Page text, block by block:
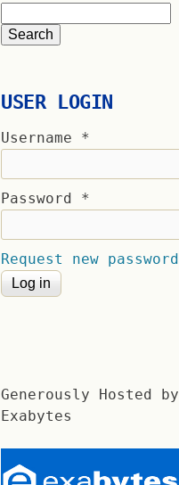
USER LOGIN
Username *
Password *
Request new password
Generously Hosted by
Exabytes